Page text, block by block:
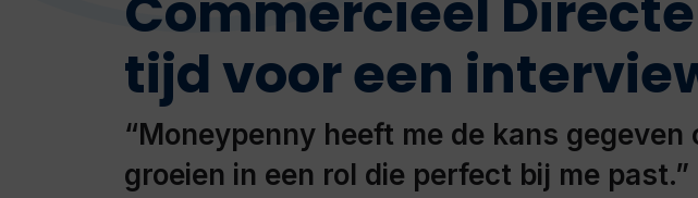
tijd voor een
“Moneypenny heeft me de kans gegeven
groeien in een rol die perfect bij me past.”